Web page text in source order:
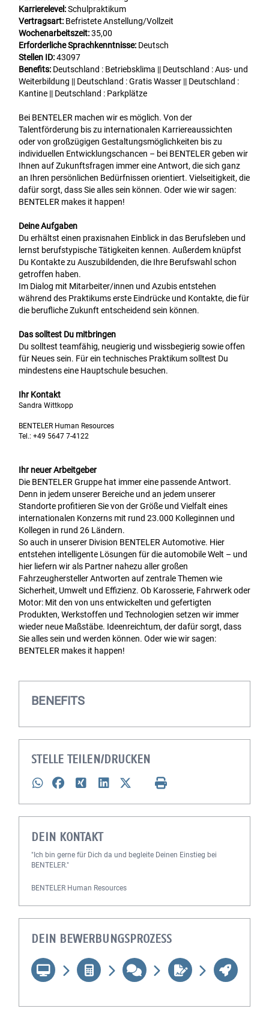
Karrierelevel:Schulpraktikum
Vertragsart: Befristete Anstellung/Vollzeit
Wochenarbeitszeit:35,00
Erforderliche Sprachkenntnisse: Deutsch
Stellen ID:43097
Benefits: Deutschland : Betriebsklima || Deutschland : Aus- und
Weiterbildung || Deutschland : Gratis Wasser || Deutschland :
Kantine || Deutschland : Parkplätze
Bei BENTELER machen wir es möglich. Von der
Talentförderung bis zu internationalen Karriereaussichten
oder von großzügigen Gestaltungsmöglichkeiten bis zu
individuellen Entwicklungschancen – bei BENTELER geben wir
Ihnen auf Zukunftsfragen immer eine Antwort, die sich ganz
an Ihren persönlichen Bedürfnissen orientiert. Vielseitigkeit, die
dafür sorgt, dass Sie alles sein können. Oder wie wir sagen:
BENTELER makes it happen!
Deine Aufgaben
Du erhältst einen praxisnahen Einblick in das Berufsleben und
lernst berufstypische Tätigkeiten kennen. Außerdem knüpfst
Du Kontakte zu Auszubildenden, die Ihre Berufswahl schon
getroffen haben.
Im Dialog mit Mitarbeiter/innen und Azubis entstehen
während des Praktikums erste Eindrücke und Kontakte, die für
die berufliche Zukunft entscheidend sein können.
Das solltest Du mitbringen
Du solltest teamfähig, neugierig und wissbegierig sowie offen
für Neues sein. Für ein technisches Praktikum solltest Du
mindestens eine Hauptschule besuchen.
Ihr Kontakt
Sandra Wittkopp
BENTELER Human Resources
Tel.: +49 5647 7-4122
Ihr neuer Arbeitgeber
Die BENTELER Gruppe hat immer eine passende Antwort.
Denn in jedem unserer Bereiche und an jedem unserer
Standorte profitieren Sie von der Größe und Vielfalt eines
internationalen Konzerns mit rund 23.000 Kolleginnen und
Kollegen in rund 26 Ländern.
So auch in unserer Division BENTELER Automotive. Hier
entstehen intelligente Lösungen für die automobile Welt – und
hier liefern wir als Partner nahezu aller großen
Fahrzeughersteller Antworten auf zentrale Themen wie
Sicherheit, Umwelt und Effizienz. Ob Karosserie, Fahrwerk oder
Motor: Mit den von uns entwickelten und gefertigten
Produkten, Werkstoffen und Technologien setzen wir immer
wieder neue Maßstäbe. Ideenreichtum, der dafür sorgt, dass
Sie alles sein und werden können. Oder wie wir sagen:
BENTELER makes it happen!
BENEFITS
STELLE TEILEN/DRUCKEN
DEIN KONTAKT
"Ich bin gerne für Dich da und begleite Deinen Einstieg bei
BENTELER."
BENTELER Human Resources
DEIN BEWERBUNGSPROZESS